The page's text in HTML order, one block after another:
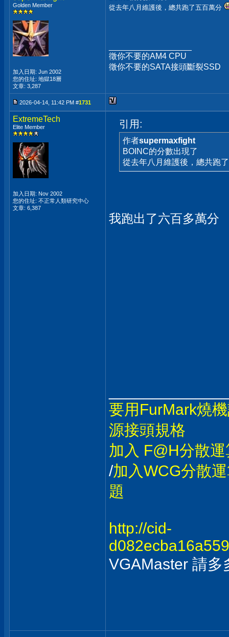
Golden Member
加入日期: Jun 2002
您的住址: 地獄18層
文章: 3,287
從去年八月維護後，總共跑了五百萬分
徵你不要的AM4 CPU
徵你不要的SATA接頭斷裂SSD
2026-04-14, 11:42 PM #1731
ExtremeTech
Elite Member
加入日期: Nov 2002
您的住址: 不正常人類研究中心
文章: 6,387
引用:
作者supermaxfight
BOINC的分數出現了
從去年八月維護後，總共跑
我跑出了六百多萬分
要用FurMark燒
源接頭規格
加入 F@H分散
/加入WCG分散
題
http://cid-
VGAMaster 請多